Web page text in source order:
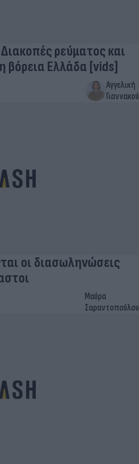
ρεύματος και
βόρεια Ελλάδα [vids]
Αγγελική
Γιαννακού
οι διασωληνώσεις
Μαύρα
Σαραντοπούλου